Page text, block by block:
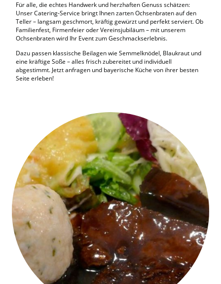
Für alle, die echtes Handwerk und herzhaften Genuss schätzen:
Unser Catering-Service bringt Ihnen zarten Ochsenbraten auf den
Teller – langsam geschmort, kräftig gewürzt und perfekt serviert. Ob
Familienfest, Firmenfeier oder Vereinsjubiläum – mit unserem
Ochsenbraten wird Ihr Event zum Geschmackserlebnis.
Dazu passen klassische Beilagen wie Semmelknödel, Blaukraut und
eine kräftige Soße – alles frisch zubereitet und individuell
abgestimmt. Jetzt anfragen und bayerische Küche von ihrer besten
Seite erleben!